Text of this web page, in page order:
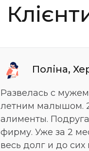
Поліна,
Развелась с
летним малышом.
алименты.
фирму. Уже за 2
весь долг и до сих